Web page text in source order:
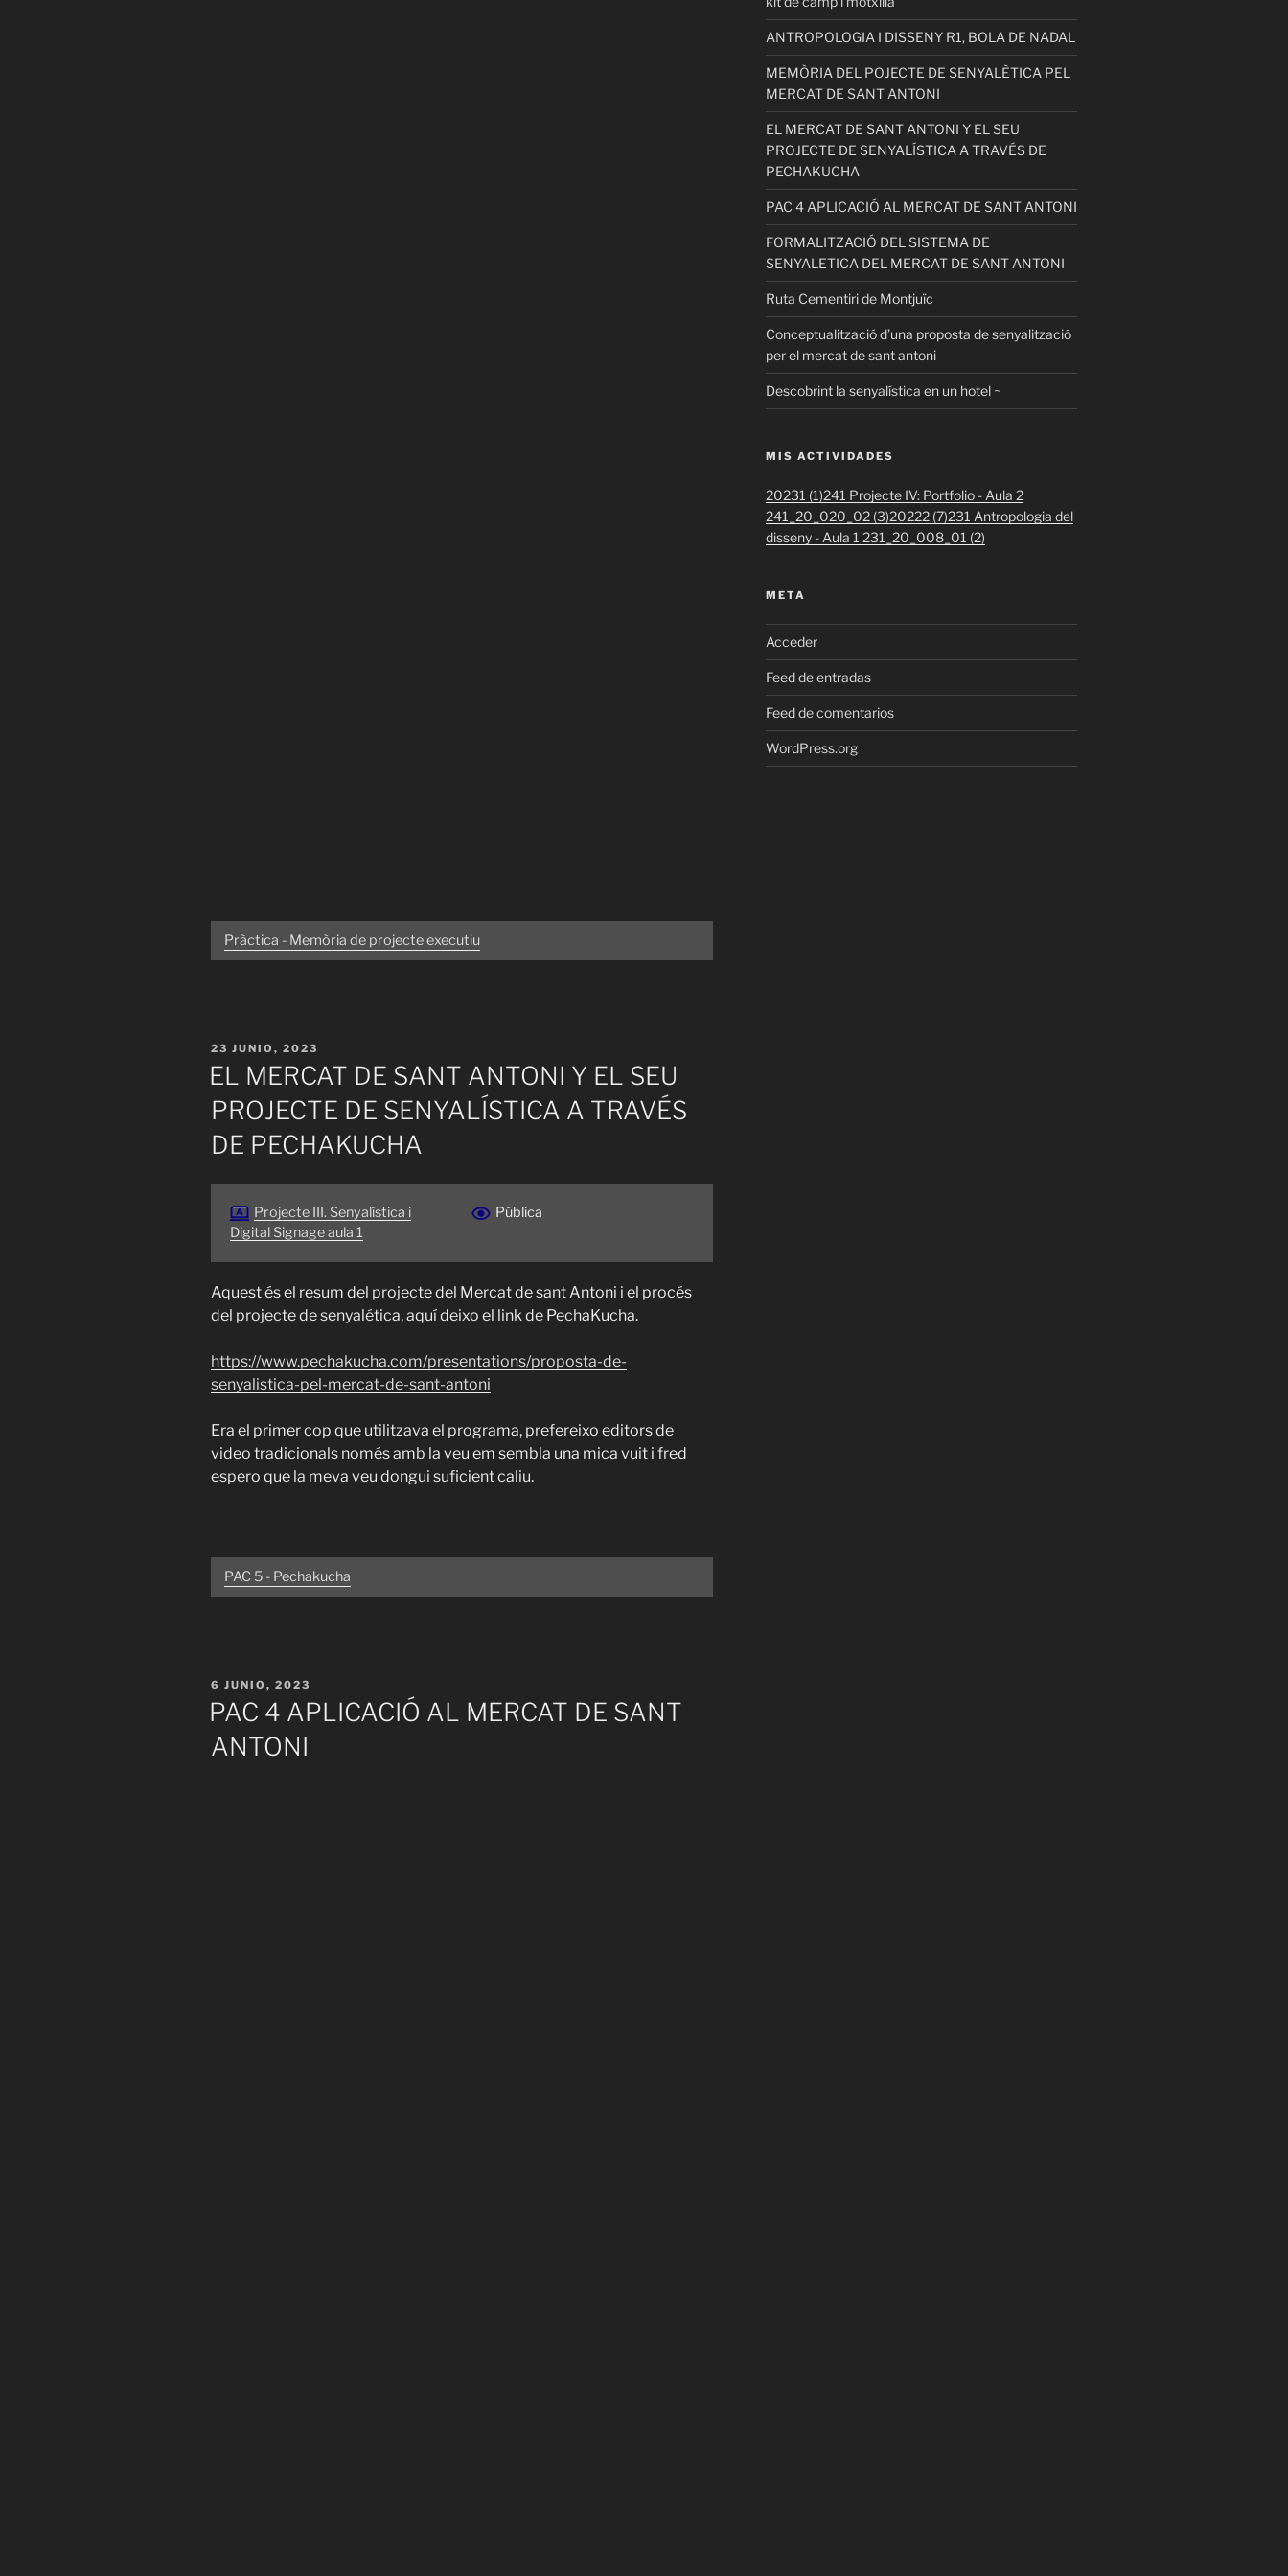
Pràctica - Memòria de projecte executiu
PUBLICADO
23 JUNIO, 2023
EL MERCAT DE SANT ANTONI Y EL SEU
PROJECTE DE SENYALÍSTICA A TRAVÉS
DE PECHAKUCHA
Projecte III. Senyalística i
Digital Signage aula 1
Pública
Aquest és el resum del projecte del Mercat de sant Antoni i el procés
del projecte de senyalética, aquí deixo el link de PechaKucha.
https://www.pechakucha.com/presentations/proposta-de-
senyalistica-pel-mercat-de-sant-antoni
Era el primer cop que utilitzava el programa, prefereixo editors de
video tradicionals només amb la veu em sembla una mica vuit i fred
espero que la meva veu dongui suficient caliu.
PAC 5 - Pechakucha
PUBLICADO
EL
6 JUNIO, 2023
PAC 4 APLICACIÓ AL MERCAT DE SANT
ANTONI
ANTROPOLOGIA I DISSENY R1, BOLA DE NADAL
MEMÒRIA DEL POJECTE DE SENYALÈTICA PEL
MERCAT DE SANT ANTONI
EL MERCAT DE SANT ANTONI Y EL SEU
PROJECTE DE SENYALÍSTICA A TRAVÉS DE
PECHAKUCHA
PAC 4 APLICACIÓ AL MERCAT DE SANT ANTONI
FORMALITZACIÓ DEL SISTEMA DE
SENYALETICA DEL MERCAT DE SANT ANTONI
Ruta Cementiri de Montjuïc
Conceptualització d’una proposta de senyalització
per el mercat de sant antoni
Descobrint la senyalística en un hotel ~
MIS ACTIVIDADES
20231 (1)241 Projecte IV: Portfolio - Aula 2
241_20_020_02 (3)20222 (7)231 Antropologia del
disseny - Aula 1 231_20_008_01 (2)
META
Acceder
Feed de entradas
Feed de comentarios
WordPress.org